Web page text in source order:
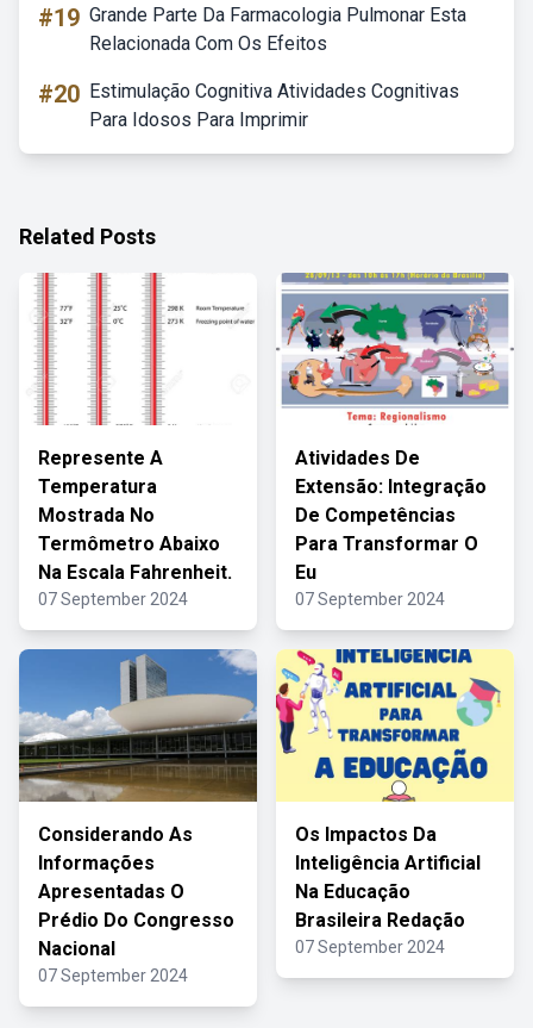
#19 Grande Parte Da Farmacologia Pulmonar Esta
Relacionada Com Os Efeitos
#20 Estimulação Cognitiva Atividades Cognitivas
Para Idosos Para Imprimir
Related Posts
Represente A
Temperatura
Mostrada No
Termômetro Abaixo
Na Escala Fahrenheit.
07 September 2024
Atividades De
Extensão: Integração
De Competências
Para Transformar O
Eu
07 September 2024
Considerando As
Informações
Apresentadas O
Prédio Do Congresso
Nacional
07 September 2024
Os Impactos Da
Inteligência Artificial
Na Educação
Brasileira Redação
07 September 2024